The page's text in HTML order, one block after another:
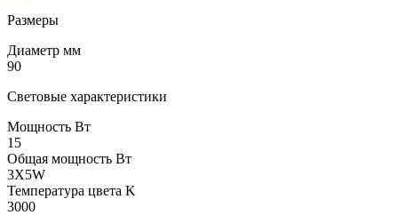
Размеры
Диаметр мм
90
Световые характеристики
Мощность Вт
15
Общая мощность Вт
3X5W
Температура цвета K
3000